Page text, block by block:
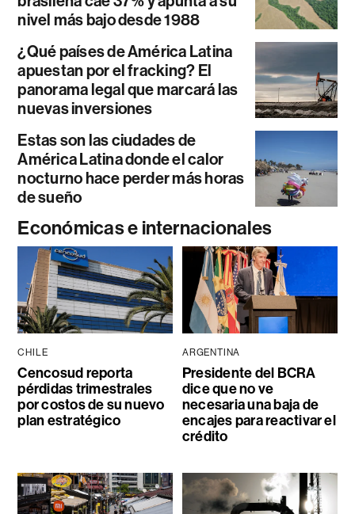
nivel más bajo desde 1988
¿Qué países de América Latina
apuestan por el fracking? El
panorama legal que marcará las
nuevas inversiones
Estas son las ciudades de
América Latina donde el calor
nocturno hace perder más horas
de sueño
Económicas e internacionales
CHILE
Cencosud reporta
pérdidas trimestrales
por costos de su nuevo
plan estratégico
ARGENTINA
Presidente del BCRA
dice que no ve
necesaria una baja de
encajes para reactivar el
crédito